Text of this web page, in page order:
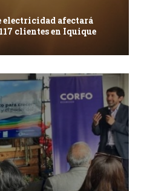
electricidad afectará
clientes en Iquique